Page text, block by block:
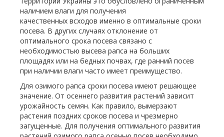
наличием влаги для получения
качественных всходов именно в оптимальные сроки
посева. В других случаях отклонение от
оптимального срока посева связано с
необходимостью высева рапса на больших
площадях или на бедных почвах, где ранний посев
при наличии влаги часто имеет преимущество.
Для озимого рапса сроки посева имеют решающее
значение. От осеннего развития растений зависит
урожайность семян. Как правило, вымерзают
растения поздних сроков посева и чрезмерно
загущенные. Для получения оптимального развития